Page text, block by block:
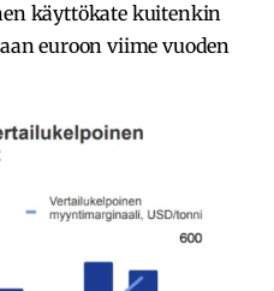
käyttökate kuitenkin
euroon viime vuoden